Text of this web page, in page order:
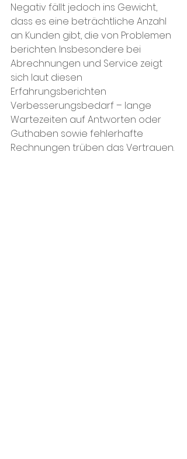
Negativ fällt jedoch ins Gewicht,
dass es eine beträchtliche Anzahl
an Kunden gibt, die von Problemen
berichten. Insbesondere bei
Abrechnungen und Service zeigt
sich laut diesen
Erfahrungsberichten
Verbesserungsbedarf – lange
Wartezeiten auf Antworten oder
Guthaben sowie fehlerhafte
Rechnungen trüben das Vertrauen​.